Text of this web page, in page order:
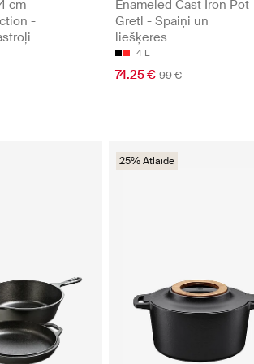
cm
-
Enameled Cast Iron Pot
Gretl - Spaiņi un
liešķeres
4 L
74.25 € 99 €
25% Atlaide